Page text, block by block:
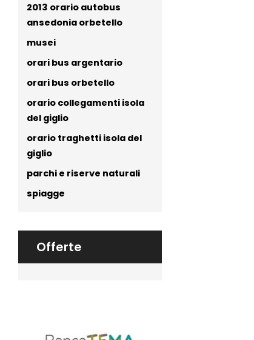
2013 orario autobus
ansedonia orbetello
musei
orari bus argentario
orari bus orbetello
orario collegamenti isola
del giglio
orario traghetti isola del
giglio
parchi e riserve naturali
spiagge
Offerte